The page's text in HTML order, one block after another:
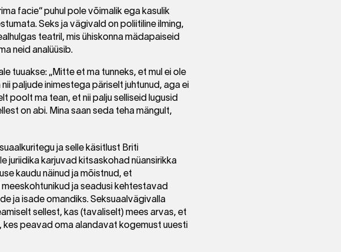
facie“ puhul pole võimalik ega kasulik
Seks ja vägivald on poliitiline ilming,
teatril, mis ühiskonna mädapaiseid
neid analüüsib.
tuuakse: „Mitte et ma tunneks, et mul ei ole
paljude inimestega päriselt juhtunud, aga ei
poolt ma tean, et nii palju selliseid lugusid
on abi. Mina saan seda teha mängult,
ja selle käsitlust Briti
juriidika karjuvad kitsaskohad nüansirikka
kaudu näinud ja mõistnud, et
ja seadusi kehtestavad
ja isade omandiks. Seksuaalvägivalla
sellest, kas (tavaliselt) mees arvas, et
kes peavad oma alandavat kogemust uuesti